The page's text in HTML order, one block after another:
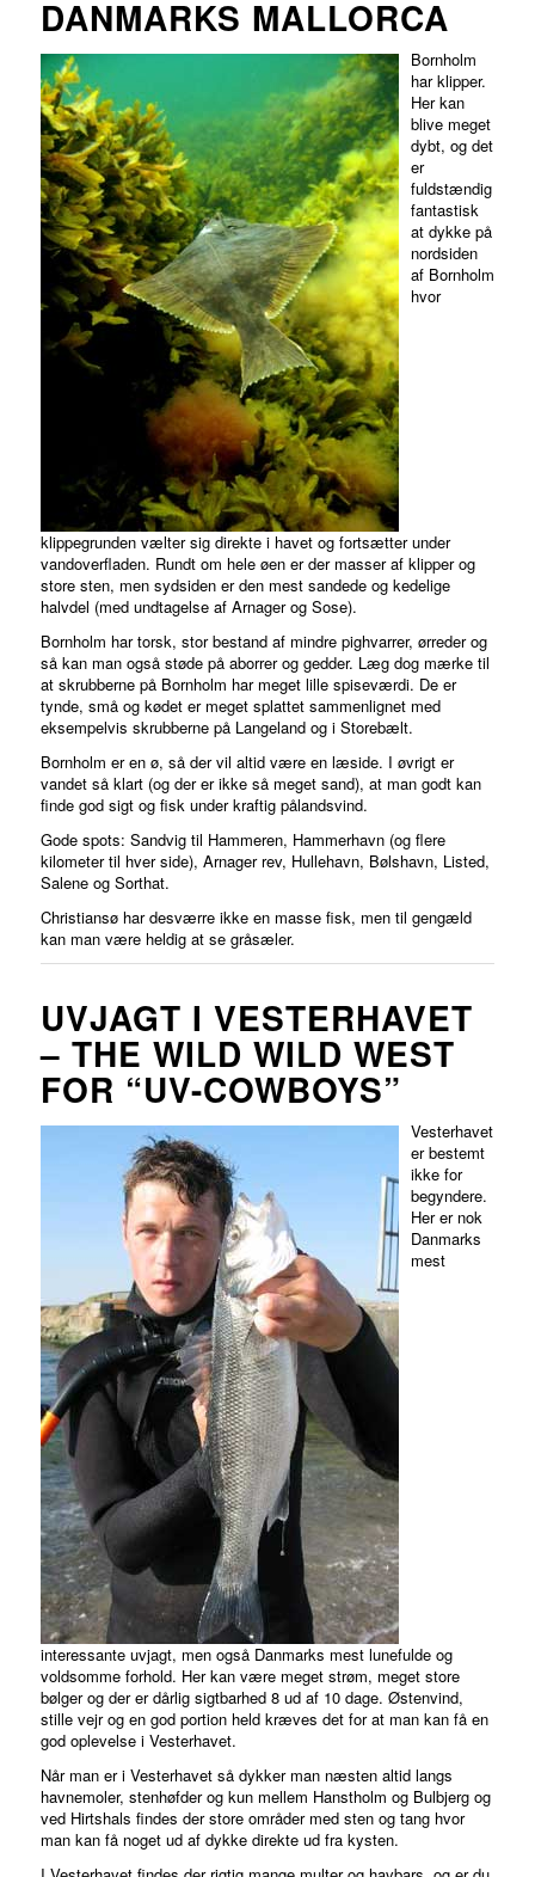
DANMARKS MALLORCA
Bornholm
har klipper.
Her kan
blive meget
dybt, og det
er
fuldstændig
fantastisk
at dykke på
nordsiden
af Bornholm
hvor
klippegrunden vælter sig direkte i havet og fortsætter under
vandoverfladen. Rundt om hele øen er der masser af klipper og
store sten, men sydsiden er den mest sandede og kedelige
halvdel (med undtagelse af Arnager og Sose).
Bornholm har torsk, stor bestand af mindre pighvarrer, ørreder og
så kan man også støde på aborrer og gedder. Læg dog mærke til
at skrubberne på Bornholm har meget lille spiseværdi. De er
tynde, små og kødet er meget splattet sammenlignet med
eksempelvis skrubberne på Langeland og i Storebælt.
Bornholm er en ø, så der vil altid være en læside. I øvrigt er
vandet så klart (og der er ikke så meget sand), at man godt kan
finde god sigt og fisk under kraftig pålandsvind.
Gode spots: Sandvig til Hammeren, Hammerhavn (og flere
kilometer til hver side), Arnager rev, Hullehavn, Bølshavn, Listed,
Salene og Sorthat.
Christiansø har desværre ikke en masse fisk, men til gengæld
kan man være heldig at se gråsæler.
UVJAGT I VESTERHAVET
– THE WILD WILD WEST
FOR “UV-COWBOYS”
Vesterhavet
er bestemt
ikke for
begyndere.
Her er nok
Danmarks
mest
interessante uvjagt, men også Danmarks mest lunefulde og
voldsomme forhold. Her kan være meget strøm, meget store
bølger og der er dårlig sigtbarhed 8 ud af 10 dage. Østenvind,
stille vejr og en god portion held kræves det for at man kan få en
god oplevelse i Vesterhavet.
Når man er i Vesterhavet så dykker man næsten altid langs
havnemoler, stenhøfder og kun mellem Hanstholm og Bulbjerg og
ved Hirtshals findes der store områder med sten og tang hvor
man kan få noget ud af dykke direkte ud fra kysten.